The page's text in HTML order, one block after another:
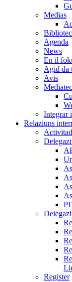
Medias
Agenda
News
En il
Agid da
Avis
Integrar
Relaziuns
Register